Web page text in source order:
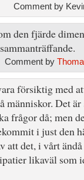
Comment by
den fjärde
Comment by
försiktig med
människor. Det
frågor då; men
i just den
att det, i vårt
likaväl som